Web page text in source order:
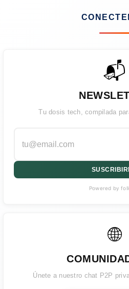
📬
Tu dosis tech, compilada
Powered by
🌐
Únete a nuestro chat P2P